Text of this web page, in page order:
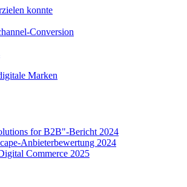
konnte
Conversion
Marken
for B2B"-Bericht 2024
Anbieterbewertung 2024
Commerce 2025